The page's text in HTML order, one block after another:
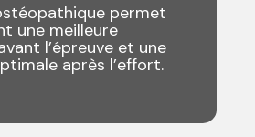
permet
une meilleure
l’épreuve et une
après l’effort.